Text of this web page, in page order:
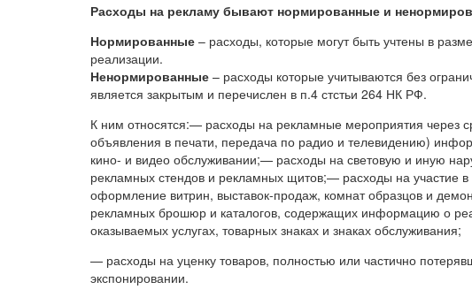
Расходы на рекламу бывают нормированные и
Нормированные – расходы, которые могут быть учтены в
реализации.
Ненормированные – расходы которые учитываются без
является закрытым и перечислен в п.4 стстьи 264 НК РФ.
К ним относятся:— расходы на рекламные мероприятия через
объявления в печати, передача по радио и телевидению)
кино- и видео обслуживании;— расходы на световую и иную
рекламных стендов и рекламных щитов;— расходы на участие в
оформление витрин, выставок-продаж, комнат образцов и
рекламных брошюр и каталогов, содержащих информацию о
оказываемых услугах, товарных знаках и знаках обслуживания;
— расходы на уценку товаров, полностью или частично
экспонировании.